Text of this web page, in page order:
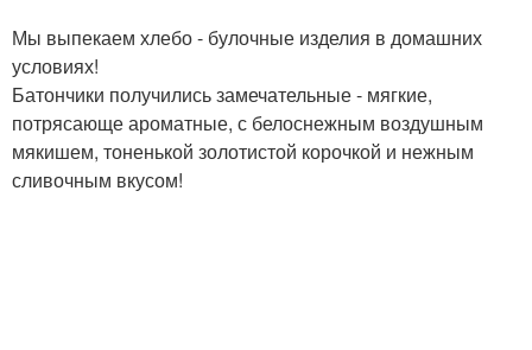
Мы выпекаем хлебо - булочные изделия в домашних
условиях!
Батончики получились замечательные - мягкие,
потрясающе ароматные, с белоснежным воздушным
мякишем, тоненькой золотистой корочкой и нежным
сливочным вкусом!